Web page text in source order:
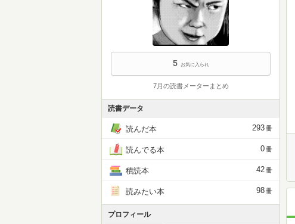
5 お気に入られ
7月の読書メーターまとめ
読書データ
読んだ本 293冊
読んでる本 0冊
積読本 42冊
読みたい本 98冊
プロフィール